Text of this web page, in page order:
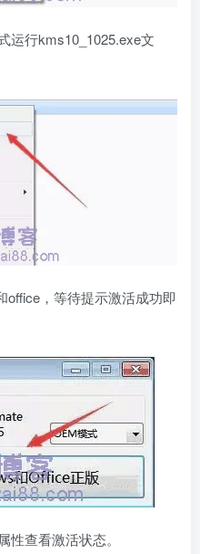
运行kms10_1025.exe文
office，等待提示激活成功即
查看激活状态。